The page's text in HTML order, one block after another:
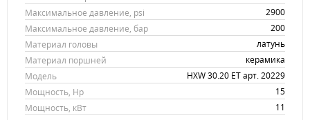
Максимальное давление, psi
2900
Максимальное давление, бар
200
Материал головы
латунь
Материал поршней
керамика
Модель
HXW 30.20 ET арт. 20229
Мощность, Hp
15
Мощность, кВт
11